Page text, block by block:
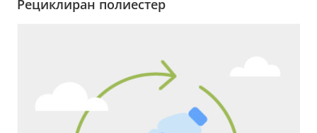
Рециклиран полиестер